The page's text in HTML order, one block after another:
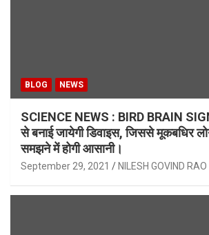
BLOG NEWS
SCIENCE NEWS : BIRD BRAIN
से बनाई जायेगी डिवाइस, जिससे मूकबधिर
समझने में होगी आसानी।
September 29, 2021 NILESH GOVIND RAO